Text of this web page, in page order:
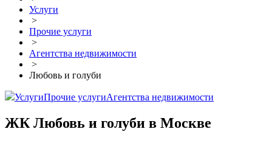
Услуги
>
Прочие услуги
>
Агентства недвижимости
>
Любовь и голуби
УслугиПрочие услугиАгентства недвижимости
ЖК Любовь и голуби в Москве